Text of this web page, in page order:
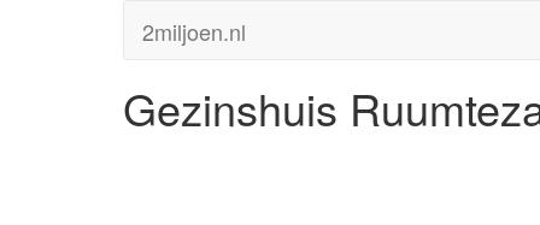
2miljoen.nl
Gezinshuis